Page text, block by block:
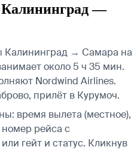
Калининград —
Калининград → Самара на
около 5 ч 35 мин.
Nordwind Airlines.
прилёт в Курумоч.
время вылета (местное),
номер рейса с
гейт и статус. Кликнув